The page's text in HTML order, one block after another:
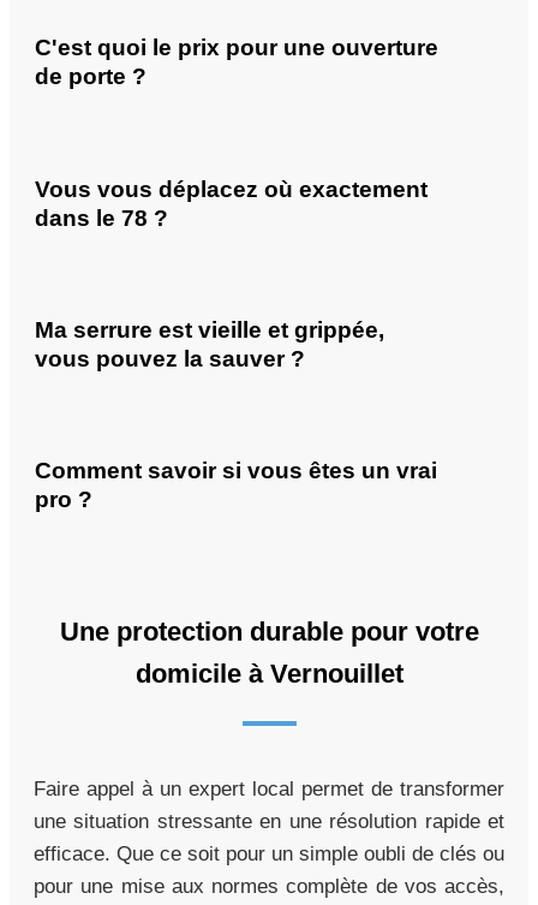
C'est quoi le prix pour une ouverture
de porte ?
Vous vous déplacez où exactement
dans le 78 ?
Ma serrure est vieille et grippée,
vous pouvez la sauver ?
Comment savoir si vous êtes un vrai
pro ?
Une protection durable pour votre
domicile à Vernouillet
Faire appel à un expert local permet de transformer
une situation stressante en une résolution rapide et
efficace. Que ce soit pour un simple oubli de clés ou
pour une mise aux normes complète de vos accès,